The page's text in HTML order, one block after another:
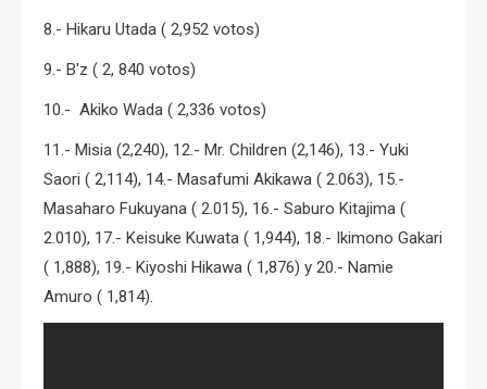
8.- Hikaru Utada ( 2,952 votos)
9.- B'z ( 2, 840 votos)
10.- Akiko Wada ( 2,336 votos)
11.- Misia (2,240), 12.- Mr. Children (2,146), 13.- Yuki
Saori ( 2,114), 14.- Masafumi Akikawa ( 2.063), 15.-
Masaharo Fukuyana ( 2.015), 16.- Saburo Kitajima (
2.010), 17.- Keisuke Kuwata ( 1,944), 18.- Ikimono Gakari
( 1,888), 19.- Kiyoshi Hikawa ( 1,876) y 20.- Namie
Amuro ( 1,814).